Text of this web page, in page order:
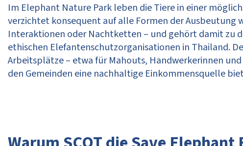
Im Elephant Nature Park leben die Tiere in einer
verzichtet konsequent auf alle Formen der Ausbeutung
Interaktionen oder Nachtketten – und gehört damit zu
ethischen Elefantenschutzorganisationen in Thailand.
Arbeitsplätze – etwa für Mahouts, Handwerkerinnen
den Gemeinden eine nachhaltige Einkommensquelle